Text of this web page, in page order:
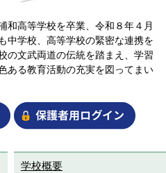
和高等学校を卒業、令和８年４月
中学校、高等学校の緊密な連携を
の文武両道の伝統を踏まえ、学習
ある教育活動の充実を図ってまい
学校概要